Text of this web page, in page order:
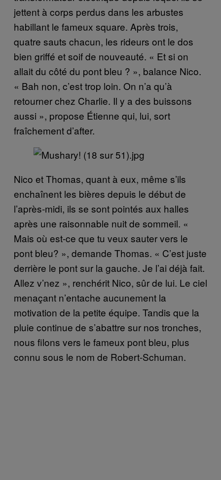
jettent à corps perdus dans les arbustes
habillant le fameux square. Après trois,
quatre sauts chacun, les rideurs ont le dos
bien griffé et soif de nouveauté. « Et si on
allait du côté du pont bleu ? », balance Nico.
« Bah non, c’est trop loin. On n’a qu’à
retourner chez Charlie. Il y a des buissons
aussi », propose Étienne qui, lui, sort
fraîchement d’after.
Nico et Thomas, quant à eux, même s’ils
enchaînent les bières depuis le début de
l’après-midi, ils se sont pointés aux halles
après une raisonnable nuit de sommeil. «
Mais où est-ce que tu veux sauter vers le
pont bleu? », demande Thomas. « C’est juste
derrière le pont sur la gauche. Je l’ai déjà fait.
Allez v’nez », renchérit Nico, sûr de lui. Le ciel
menaçant n’entache aucunement la
motivation de la petite équipe. Tandis que la
pluie continue de s’abattre sur nos tronches,
nous filons vers le fameux pont bleu, plus
connu sous le nom de Robert-Schuman.